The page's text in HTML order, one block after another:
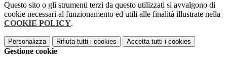
Questo sito o gli strumenti terzi da questo utilizzati si avvalgono di
cookie necessari al funzionamento ed utili alle finalità illustrate nella
COOKIE POLICY.
Personalizza Rifiuta tutti i cookies Accetta tutti i cookies
Gestione cookie